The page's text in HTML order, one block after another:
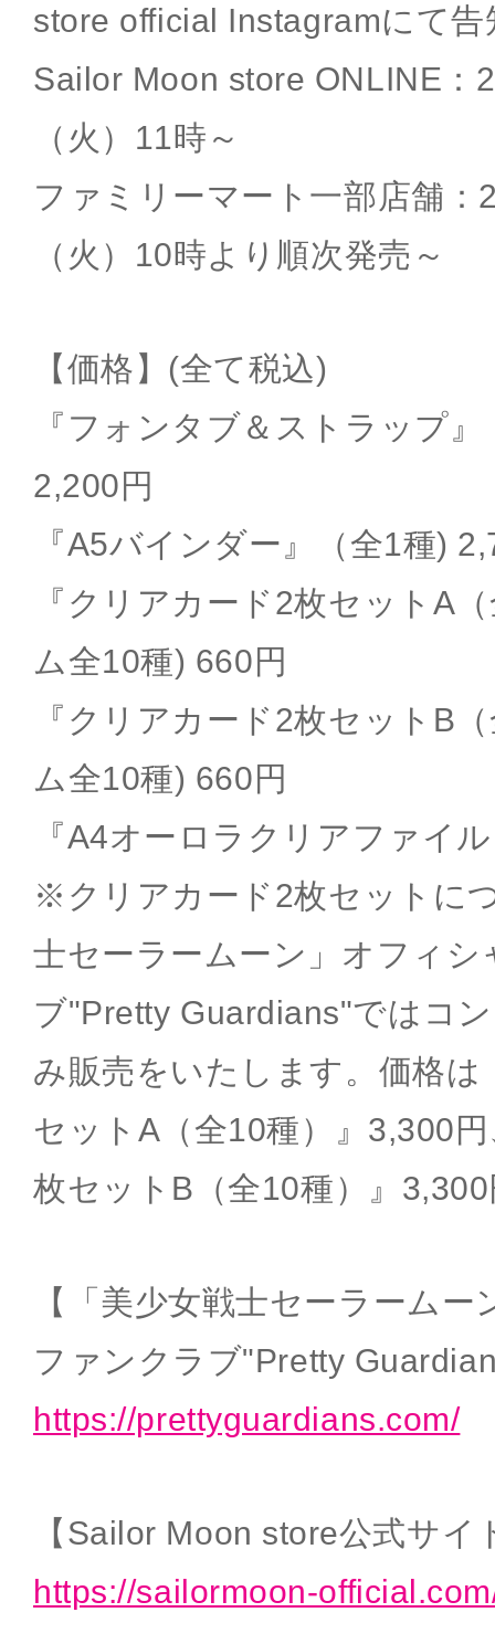
store official Instagramにて
Sailor Moon store ONLINE：
（火）11時～
ファミリーマート一部店舗：
（火）10時より順次発売～
【価格】(全て税込)
『フォンタブ＆ストラップ
2,200円
『A5バインダー』（全1種)
『クリアカード2枚セットA
ム全10種) 660円
『クリアカード2枚セットB
ム全10種) 660円
『A4オーロラクリアファイ
※クリアカード2枚セットに
士セーラームーン」オフィシ
ブ"Pretty Guardians"ではコ
み販売をいたします。価格は
セットA（全10種）』3,300
枚セットB（全10種）』
【「美少女戦士セーラーム
ファンクラブ"Pretty
https://prettyguardians.com/
【Sailor Moon store公式サイ
https://sailormoon-